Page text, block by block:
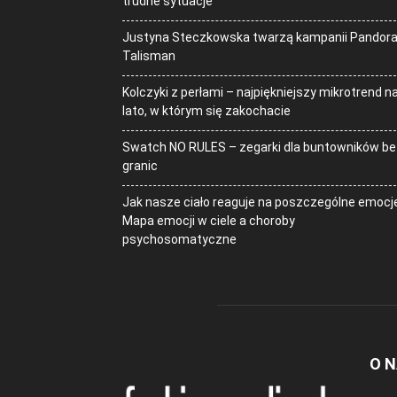
Justyna Steczkowska twarzą kampanii Pandora
Talisman
Kolczyki z perłami – najpiękniejszy mikrotrend na
lato, w którym się zakochacie
Swatch NO RULES – zegarki dla buntowników
granic
Jak nasze ciało reaguje na poszczególne
Mapa emocji w ciele a choroby
psychosomatyczne
O